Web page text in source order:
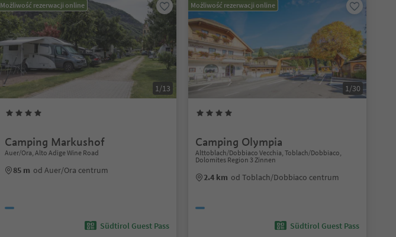
Możliwość rezerwacji online
1/13
Camping Markushof
Auer/Ora, Alto Adige Wine Road
85 m od Auer/Ora centrum
Südtirol Guest Pass
Możliwość rezerwacji online
1/30
Camping Olympia
Alttoblach/Dobbiaco Vecchia, Toblach/Dobbiaco,
Dolomites Region 3 Zinnen
2.4 km od Toblach/Dobbiaco centrum
Südtirol Guest Pass